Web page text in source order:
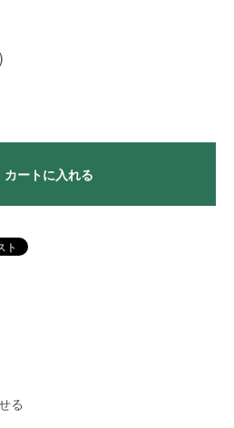
カートに入れる
る